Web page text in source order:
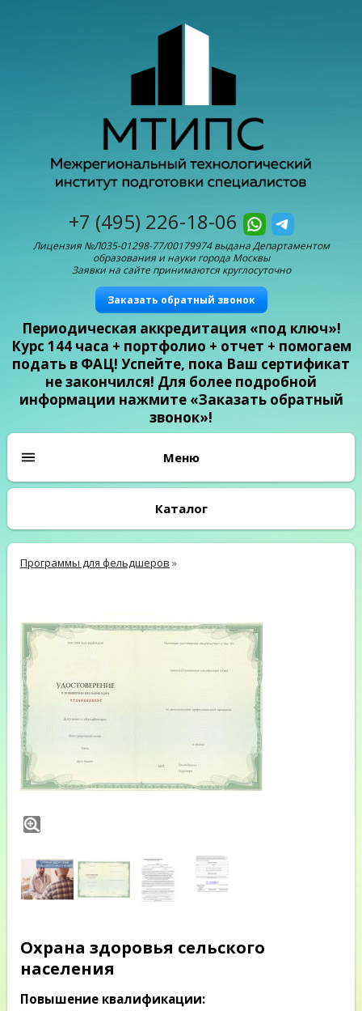
+7 (495) 226-18-06
Лицензия №Л035-01298-77/00179974 выдана Департаментом
образования и науки города Москвы
Заявки на сайте принимаются круглосуточно
Заказать обратный звонок
Периодическая аккредитация «под ключ»!
Курс 144 часа + портфолио + отчет + помогаем
подать в ФАЦ! Успейте, пока Ваш сертификат
не закончился! Для более подробной
информации нажмите «Заказать обратный
звонок»!
Каталог
Программы для фельдшеров »
Охрана здоровья сельского
населения
Повышение квалификации: